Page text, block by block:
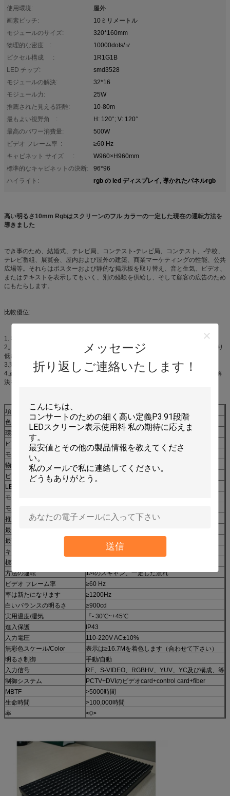
メッセージ
折り返しご連絡いたします！
送信
使用環境:
屋外
画素ピッチ:
10ミリメートル
モジュールのサイズ:
320*160mm
物理的な密度 :
10000dots/㎡
ピクセル構成 :
1R1G1B
LED チップ:
smd3528
モジュールの解決:
32*16
モジュール力:
25W
推薦された見える距離:
10-80m
最もよい視野角 :
H: 120°; V: 120°
最高のパワー消費量:
500W
ビデオ フレーム率 :
≥60 Hz
キャビネット サイズ :
W960×H960mm
標準的なキャビネットの決断:
96*96
ハイライト:
rgb の led ディスプレイ, 導かれたパネルrgb
高い明るさ10mm Rgbはスクリーンのフル カラーの一定した現在の運転方法を
導きました
でき事のため、結婚式、テレビ局、コンテスト-テレビ局、コンテスト、-学校、
テレビ番組、展覧会、屋内および屋外の建築、商業マーケティングの性能、公共
広場等。それらはポスターおよび静的な掲示板を取り替え、音と生気、ビデオ、
またはテキストを表示してもいく、別の経験を供給し、そして顧客の広告のため
にもたらします。
比較優位:
1. 私達は長年にわたり導かれたスクリーンの製造業者、質保証されますです。
2。私達が工場であるので、私達の価格は同じレベルで仲買人および交易者より
低い5%-10%です。
3.完全な結果を保障する15人の専門の販売そして技術的なチーム。
4.顧客の要求は基本的、私達します顧客の異なった条件をaccroding異なった解
決をです。
項目
色
フル カラーの実質ピクセル
環境を使用して下さい
屋内
ピクセル ピッチ
10mm
モジュールのサイズ
320*160mm
物理的な密度
10000 dots/㎡
ピクセル構成
1R1G1B
LEDの破片
モジュールの決断
モジュール力
推薦された見える距離
10-80m
最もよい視野角
最高のパワー消費量
キャビネット サイズ
W960m×H960mm
標準的なキャビネットの決断
方法の運転
1/4のスキャン、一定した流れ
ビデオ フレーム率
≥60 Hz
率は新たになります
≥1200Hz
白いバランスの明るさ
≥900cd
実用温度/湿気
『- 30℃~+45℃
進入保護
IP43
入力電圧
110-220V AC±10%
無彩色スケール/Color
表示は≥16.7Mを着色します（合わせて下さい）
明るさ制御
手動/自動
入力信号
RF、S-VIDEO、RGBHV、YUV、YC及び構成、等
制御システム
PCTV+DVIのビデオcard+control card+fiber
MBTF
>5000時間
生命時間
>100,000時間
率
<0>